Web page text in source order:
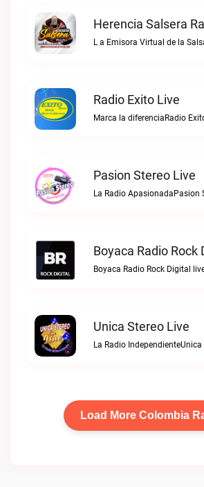
Herencia Salsera
Radio Exito Live
Marca la diferenciaRadio
Pasion Stereo Live
La Radio ApasionadaPasion
Boyaca Radio Rock
Boyaca Radio Rock Digital
Unica Stereo Live
La Radio IndependienteUnica
Load More Colombia